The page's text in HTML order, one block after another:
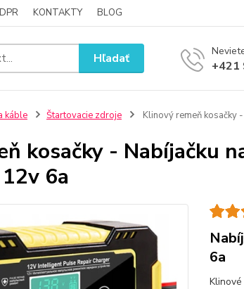
KONTAKTY BLOG
Hľadať
+421
káble Štartovacie zdroje Klinový remeň kosačky
kosačky - Nabíjačku
6a
6a